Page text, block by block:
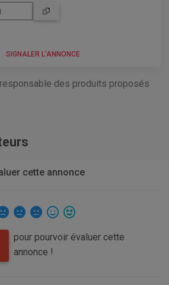
SIGNALER L'ANNONCE
des produits proposés
cette annonce
pour pourvoir évaluer cette
annonce !